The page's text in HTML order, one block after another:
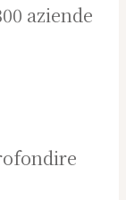
aziende